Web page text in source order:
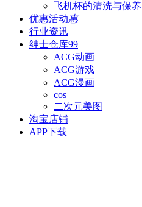
飞机杯的清洗与保养
优惠活动惠
行业资讯
绅士仓库99
ACG动画
ACG游戏
ACG漫画
cos
二次元美图
淘宝店铺
APP下载